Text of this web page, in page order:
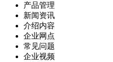
产品管理
新闻资讯
介绍内容
企业网点
常见问题
企业视频